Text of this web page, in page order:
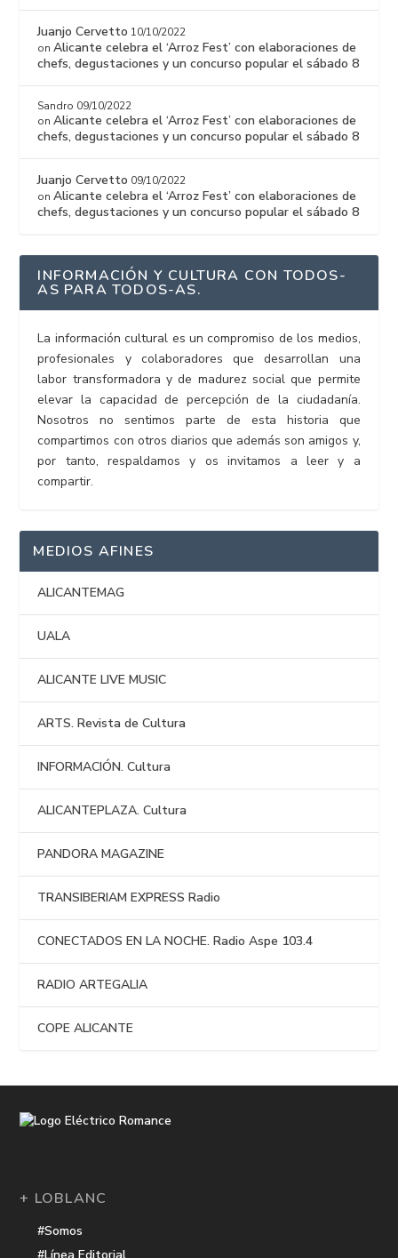
Juanjo Cervetto 10/10/2022
onAlicante celebra el ‘Arroz Fest’ con elaboraciones de
chefs, degustaciones y un concurso popular el sábado 8
Sandro 09/10/2022
onAlicante celebra el ‘Arroz Fest’ con elaboraciones de
chefs, degustaciones y un concurso popular el sábado 8
Juanjo Cervetto 09/10/2022
onAlicante celebra el ‘Arroz Fest’ con elaboraciones de
chefs, degustaciones y un concurso popular el sábado 8
INFORMACIÓN Y CULTURA CON TODOS-
AS PARA TODOS-AS.
La información cultural es un compromiso de los medios,
profesionales y colaboradores que desarrollan una
labor transformadora y de madurez social que permite
elevar la capacidad de percepción de la ciudadanía.
Nosotros no sentimos parte de esta historia que
compartimos con otros diarios que además son amigos y,
por tanto, respaldamos y os invitamos a leer y a
compartir.
MEDIOS AFINES
ALICANTEMAG
UALA
ALICANTE LIVE MUSIC
ARTS. Revista de Cultura
INFORMACIÓN. Cultura
ALICANTEPLAZA. Cultura
PANDORA MAGAZINE
TRANSIBERIAM EXPRESS Radio
CONECTADOS EN LA NOCHE. Radio Aspe 103.4
RADIO ARTEGALIA
COPE ALICANTE
+ LOBLANC
#Somos